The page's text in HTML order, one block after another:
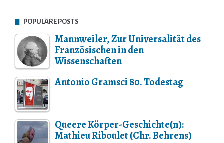
POPULÄRE POSTS
Mannweiler, Zur Universalität des
Französischen in den
Wissenschaften
Antonio Gramsci 80. Todestag
Queere Körper-Geschichte(n):
Mathieu Riboulet (Chr. Behrens)